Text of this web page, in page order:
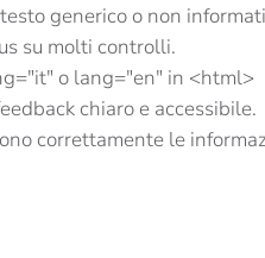
generico o non
su molti controlli.
o lang="en" in <html>
chiaro e accessibile.
correttamente le